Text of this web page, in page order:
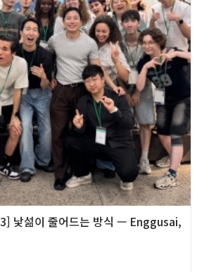
낯섦이 줄어드는 방식 — Enggusai,